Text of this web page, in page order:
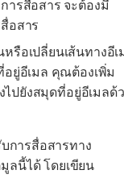
ารสื่อสาร จะต้องมี
อสาร
อเปลี่ยนเส้นทางอีเ
ยู่อีเมล คุณต้องเพิ่ม
ปยังสมุดที่อยู่อีเมลด้
การสื่อสารทาง
ลนี้ได้ โดยเขียน